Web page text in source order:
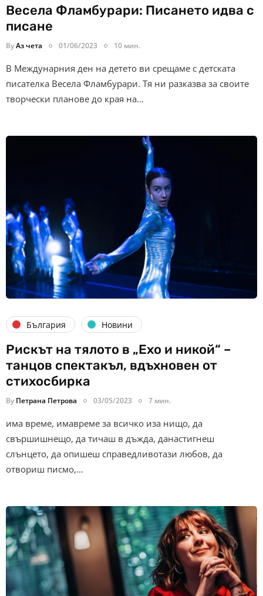
Весела Фламбурари: Писането идва с
писане
ByАз чета 01/06/2023 10 мин.
В Междунарния ден на детето ви срещаме с детската
писателка Весела Фламбурари. Тя ни разказва за своите
творчески планове до края на…
България Новини
Рискът на тялото в „Ехо и никой“ –
танцов спектакъл, вдъхновен от
стихосбирка
By Петрана Петрова 03/05/2023 7 мин.
има време, имавреме за всичко иза нищо, да
свършишнещо, да тичаш в дъжда, данастигнеш
слънцето, да опишеш справедливотази любов, да
отвориш писмо,…